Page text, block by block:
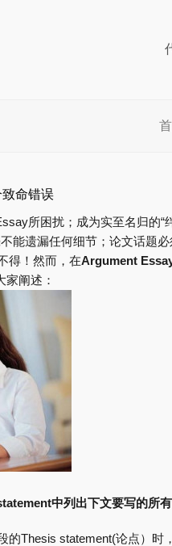
命错误
所困扰；成为实至名归的“
能遗漏任何细节；论文话题
得！然而，在Argument
阐述：
中列出下文要写的所有
Thesis statement(论点）时